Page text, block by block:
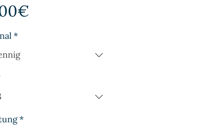
Price
*
*